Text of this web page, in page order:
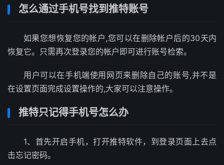
怎么通过手机号找到推特账号
如果您想恢复您的帐户,您可以在删除帐户后的30天内
恢复它。只需再次登录您的帐户即可进行账号检索。
用户可以在手机端使用网页来删除自己的账号,并不是
在设置页面完成设置操作的,大家可以注意操作。
推特只记得手机号怎么办
1、首先开启手机，打开推特软件，到登录页面上去点
击忘记密码。